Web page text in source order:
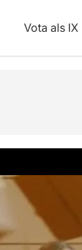
Vota als IX